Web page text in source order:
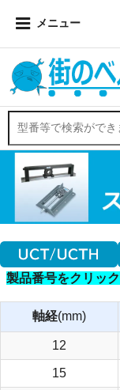
メニュー
製品番号をクリッ
軸経(mm)
12
15